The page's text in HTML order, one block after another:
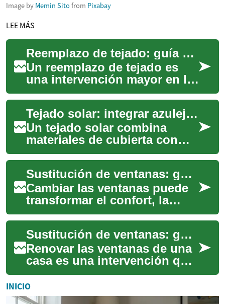
Image by Memin Sito from Pixabay
LEE MÁS
Reemplazo de tejado: guía práctica para tu hogar
Un reemplazo de tejado es
una intervención mayor en la
que se retira y sustituye la
cubierta existente para
proteger ...
Tejado solar: integrar azulejos solares en tu casa
Un tejado solar combina
materiales de cubierta con
elementos que generan
electricidad directamente,
ofreciendo una al...
Sustitución de ventanas: guía práctica para el hogar
Cambiar las ventanas puede
transformar el confort, la
eficiencia y el aspecto de una
casa. Esta guía explica
cuándo c...
Sustitución de ventanas: guía para la renovación del hogar
Renovar las ventanas de una
casa es una intervención que
combina aspectos técnicos,
estéticos y de eficiencia
energét...
INICIO